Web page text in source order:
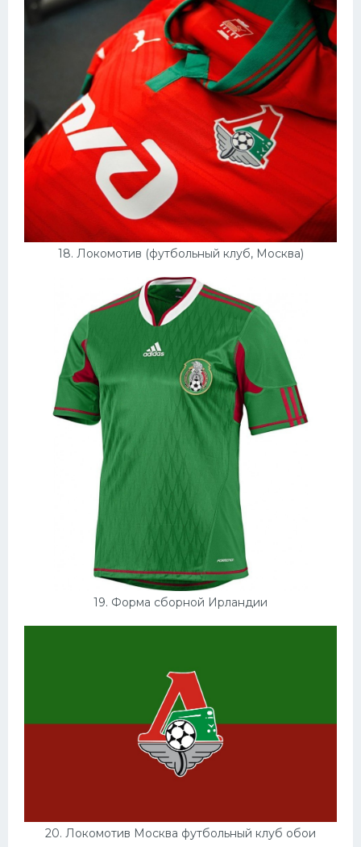
18. Локомотив (футбольный клуб, Москва)
19. Форма сборной Ирландии
20. Локомотив Москва футбольный клуб обои